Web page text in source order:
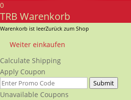
0
TRB Warenkorb
Warenkorb ist leerZurück zum Shop
Weiter einkaufen
Calculate Shipping
Apply Coupon
Submit
Unavailable Coupons